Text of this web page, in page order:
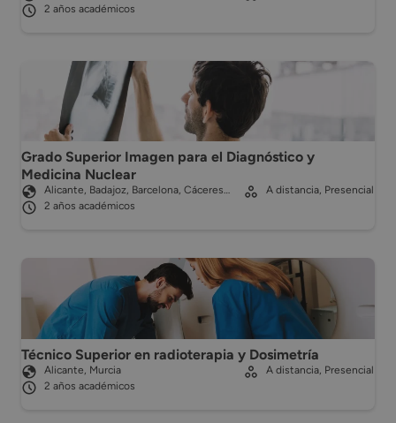
2 años académicos
Grado Superior Imagen para el Diagnóstico y
Medicina Nuclear
Alicante, Badajoz, Barcelona, Cáceres…
2 años académicos
A distancia, Presencial
Técnico Superior en radioterapia y Dosimetría
Alicante, Murcia
2 años académicos
A distancia, Presencial